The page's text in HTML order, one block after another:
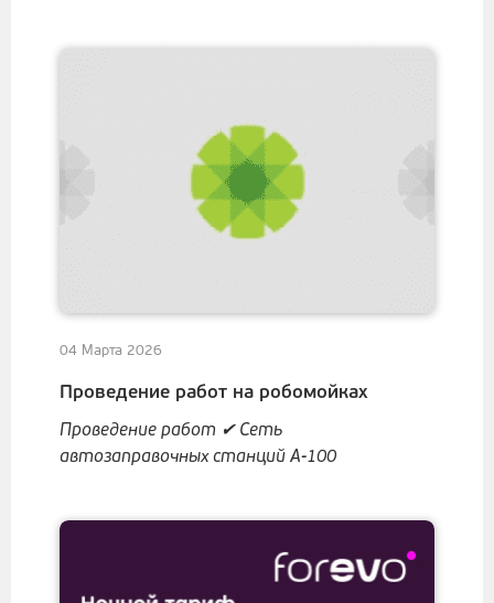
04 Марта 2026
Проведение работ на робомойках
Проведение работ ✔ Сеть
автозаправочных станций А-100